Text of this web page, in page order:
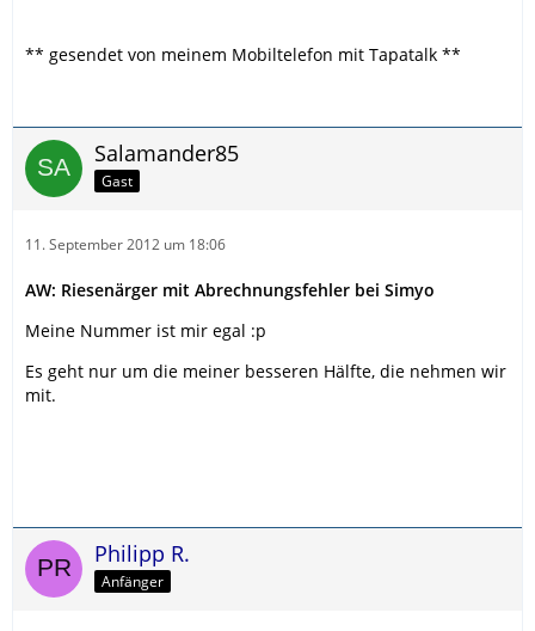
** gesendet von meinem Mobiltelefon mit Tapatalk **
Salamander85
Gast
11. September 2012 um 18:06
AW: Riesenärger mit Abrechnungsfehler bei Simyo
Meine Nummer ist mir egal :p
Es geht nur um die meiner besseren Hälfte, die nehmen wir
mit.
Philipp R.
Anfänger